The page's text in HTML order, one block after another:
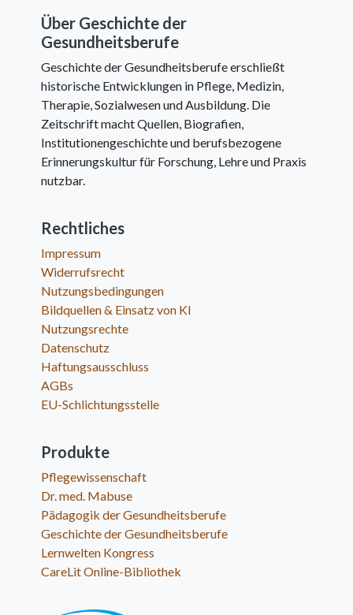
Über Geschichte der
Gesundheitsberufe
Geschichte der Gesundheitsberufe erschließt
historische Entwicklungen in Pflege, Medizin,
Therapie, Sozialwesen und Ausbildung. Die
Zeitschrift macht Quellen, Biografien,
Institutionengeschichte und berufsbezogene
Erinnerungskultur für Forschung, Lehre und Praxis
nutzbar.
Rechtliches
Impressum
Widerrufsrecht
Nutzungsbedingungen
Bildquellen & Einsatz von KI
Nutzungsrechte
Datenschutz
Haftungsausschluss
AGBs
EU-Schlichtungsstelle
Produkte
Pflegewissenschaft
Dr. med. Mabuse
Pädagogik der Gesundheitsberufe
Geschichte der Gesundheitsberufe
Lernwelten Kongress
CareLit Online-Bibliothek